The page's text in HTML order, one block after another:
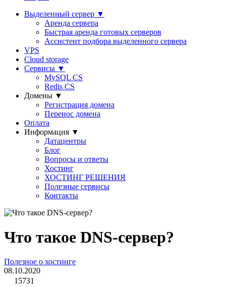
Выделенный сервер ▼
Аренда сервера
Быстрая аренда готовых серверов
Ассистент подбора выделенного сервера
VPS
Cloud storage
Сервисы ▼
MySQL CS
Redis CS
Домены ▼
Регистрация домена
Перенос домена
Оплата
Информация ▼
Датацентры
Блог
Вопросы и ответы
Хостинг
ХОСТИНГ РЕШЕНИЯ
Полезные сервисы
Контакты
Что такое DNS-сервер?
Полезное о хостинге
08.10.2020
15731